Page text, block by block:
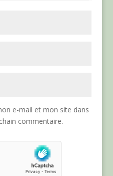
e-mail et mon site dans
commentaire.